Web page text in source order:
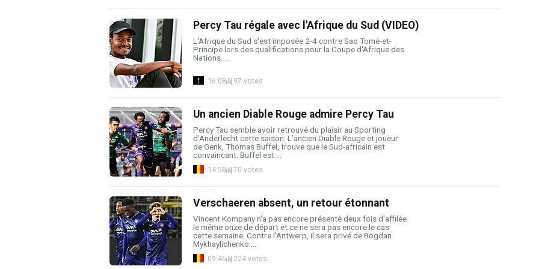
Percy Tau régale avec l'Afrique du Sud (VIDEO)
L'Afrique du Sud s'est imposée 2-4 contre Sao Tomé-et-
Principe lors des qualifications pour la Coupe d'Afrique des
Nations. ...
16:08 97 votes
Un ancien Diable Rouge admire Percy Tau
Percy Tau semble avoir retrouvé du plaisir au Sporting
d’Anderlecht cette saison. L’ancien Diable Rouge et joueur
de Genk, Thomas Buffel, trouve que le Sud-africain est
convaincant. Buffel est ...
14:58 70 votes
Verschaeren absent, un retour étonnant
Vincent Kompany n'a pas encore présenté deux fois d'affilée
le même onze de départ et ce ne sera pas encore le cas
cette semaine. Contre l'Antwerp, il sera privé de Bogdan
Mykhaylichenko ...
09:46 224 votes